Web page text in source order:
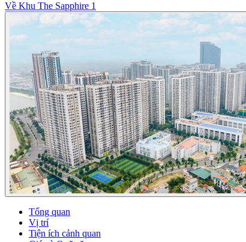
Về Khu The Sapphire 1
Tổng quan
Vị trí
Tiện ích cảnh quan